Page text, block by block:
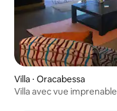
Villa ⋅ Oracabessa
Villa avec vue imprenable